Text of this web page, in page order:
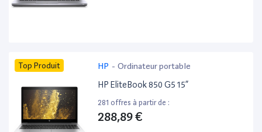
Top Produit HP - Ordinateur portable
HP EliteBook 850 G5 15”
281 offres à partir de :
288,89 €